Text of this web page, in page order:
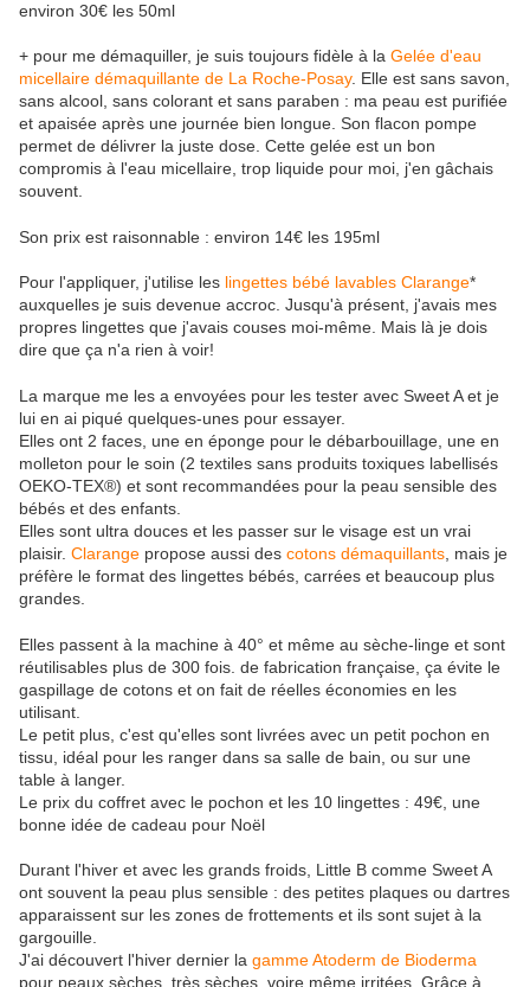
environ 30€ les 50ml
+ pour me démaquiller, je suis toujours fidèle à la Gelée d'eau
micellaire démaquillante de La Roche-Posay. Elle est sans savon,
sans alcool, sans colorant et sans paraben : ma peau est purifiée
et apaisée après une journée bien longue. Son flacon pompe
permet de délivrer la juste dose. Cette gelée est un bon
compromis à l'eau micellaire, trop liquide pour moi, j'en gâchais
souvent.
Son prix est raisonnable : environ 14€ les 195ml
Pour l'appliquer, j'utilise les lingettes bébé lavables Clarange*
auxquelles je suis devenue accroc. Jusqu'à présent, j'avais mes
propres lingettes que j'avais couses moi-même. Mais là je dois
dire que ça n'a rien à voir!
La marque me les a envoyées pour les tester avec Sweet A et je
lui en ai piqué quelques-unes pour essayer.
Elles ont 2 faces, une en éponge pour le débarbouillage, une en
molleton pour le soin (2 textiles sans produits toxiques labellisés
OEKO-TEX®) et sont recommandées pour la peau sensible des
bébés et des enfants.
Elles sont ultra douces et les passer sur le visage est un vrai
plaisir. Clarange propose aussi des cotons démaquillants , mais je
préfère le format des lingettes bébés, carrées et beaucoup plus
grandes.
Elles passent à la machine à 40° et même au sèche-linge et sont
réutilisables plus de 300 fois. de fabrication française, ça évite le
gaspillage de cotons et on fait de réelles économies en les
utilisant.
Le petit plus, c'est qu'elles sont livrées avec un petit pochon en
tissu, idéal pour les ranger dans sa salle de bain, ou sur une
table à langer.
Le prix du coffret avec le pochon et les 10 lingettes : 49€, une
bonne idée de cadeau pour Noël
Durant l'hiver et avec les grands froids, Little B comme Sweet A
ont souvent la peau plus sensible : des petites plaques ou dartres
apparaissent sur les zones de frottements et ils sont sujet à la
gargouille.
J'ai découvert l'hiver dernier la gamme Atoderm de Bioderma
pour peaux sèches, très sèches, voire même irritées. Grâce à